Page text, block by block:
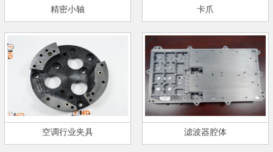
精密小轴 卡爪
空调行业夹具 滤波器腔体